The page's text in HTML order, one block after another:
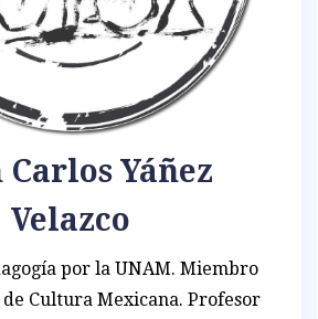
Carlos Yáñez
Velazco
por la UNAM. Miembro
Cultura Mexicana. Profesor